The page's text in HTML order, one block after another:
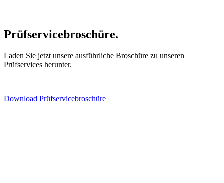
Prüfservicebroschüre.
Laden Sie jetzt unsere ausführliche Broschüre zu unseren
Prüfservices herunter.
Download Prüfservicebroschüre